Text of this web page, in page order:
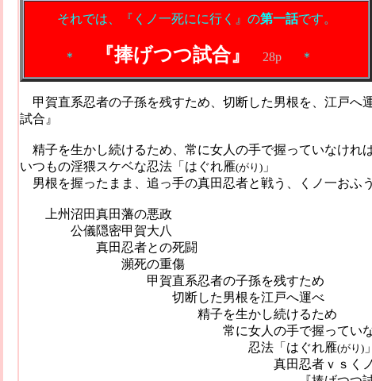
それでは、『くノ一死にに行く』の第一話です。
＊ 『捧げつつ試合』 28p ＊
甲賀直系忍者の子孫を残すため、切断した男根を、江戸へ
試合』
精子を生かし続けるため、常に女人の手で握っていなけれ
いつもの淫猥スケベな忍法「はぐれ雁(がり) 」
男根を握ったまま、追っ手の真田忍者と戦う、くノ一おふ
上州沼田真田藩の悪政
公儀隠密甲賀大八
真田忍者との死闘
瀕死の重傷
甲賀直系忍者の子孫を残すため
切断した男根を江戸へ運べ
精子を生かし続けるため
常に女人の手で握っていなけれ
忍法「はぐれ雁(がり) 」
真田忍者ｖｓくノ一お